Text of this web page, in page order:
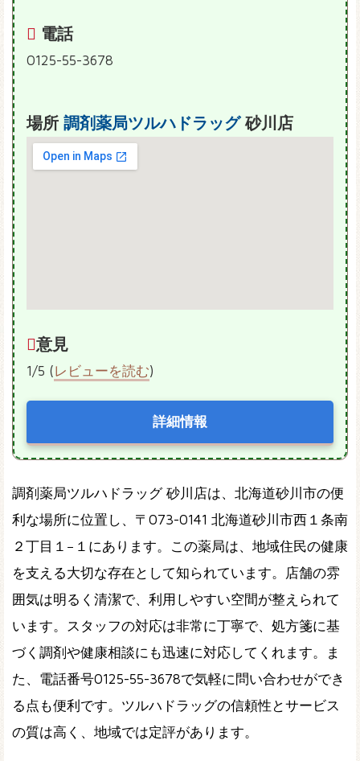
電話
0125-55-3678
場所 調剤薬局ツルハドラッグ砂川店
意見
1/5 (レビューを読む)
詳細情報
調剤薬局ツルハドラッグ 砂川店は、北海道砂川市の便
利な場所に位置し、〒073-0141 北海道砂川市西１条南
２丁目１−１にあります。この薬局は、地域住民の健康
を支える大切な存在として知られています。店舗の雰
囲気は明るく清潔で、利用しやすい空間が整えられて
います。スタッフの対応は非常に丁寧で、処方箋に基
づく調剤や健康相談にも迅速に対応してくれます。ま
た、電話番号0125-55-3678で気軽に問い合わせができ
る点も便利です。ツルハドラッグの信頼性とサービス
の質は高く、地域では定評があります。